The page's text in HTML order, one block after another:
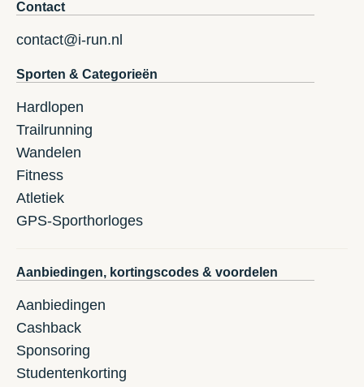
Contact
contact@i-run.nl
Sporten & Categorieën
Hardlopen
Trailrunning
Wandelen
Fitness
Atletiek
GPS-Sporthorloges
Aanbiedingen, kortingscodes & voordelen
Aanbiedingen
Cashback
Sponsoring
Studentenkorting